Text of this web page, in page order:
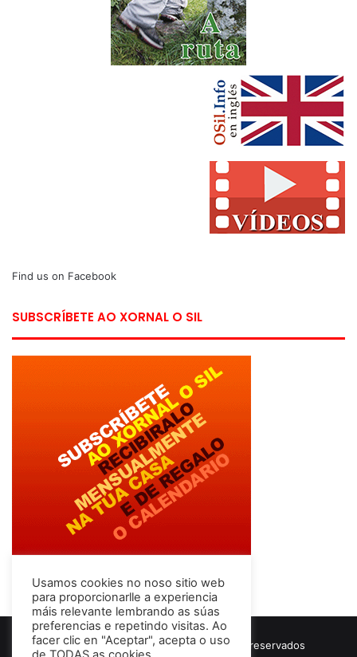
Find us on Facebook
SUBSCRÍBETE AO XORNAL O SIL
© Copyright 2026, Todos los derechos reservados
Usamos cookies no noso sitio web
para proporcionarlle a experiencia
máis relevante lembrando as súas
preferencias e repetindo visitas. Ao
facer clic en "Aceptar", acepta o uso